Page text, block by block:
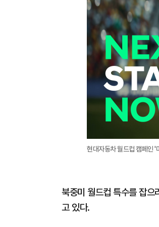
현대자동차 월드컵 캠페인 '
북중미 월드컵 특수를 잡으
고 있다.